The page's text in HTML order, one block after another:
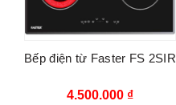
Bếp điện từ Faster FS 2SIR
4.500.000 ₫